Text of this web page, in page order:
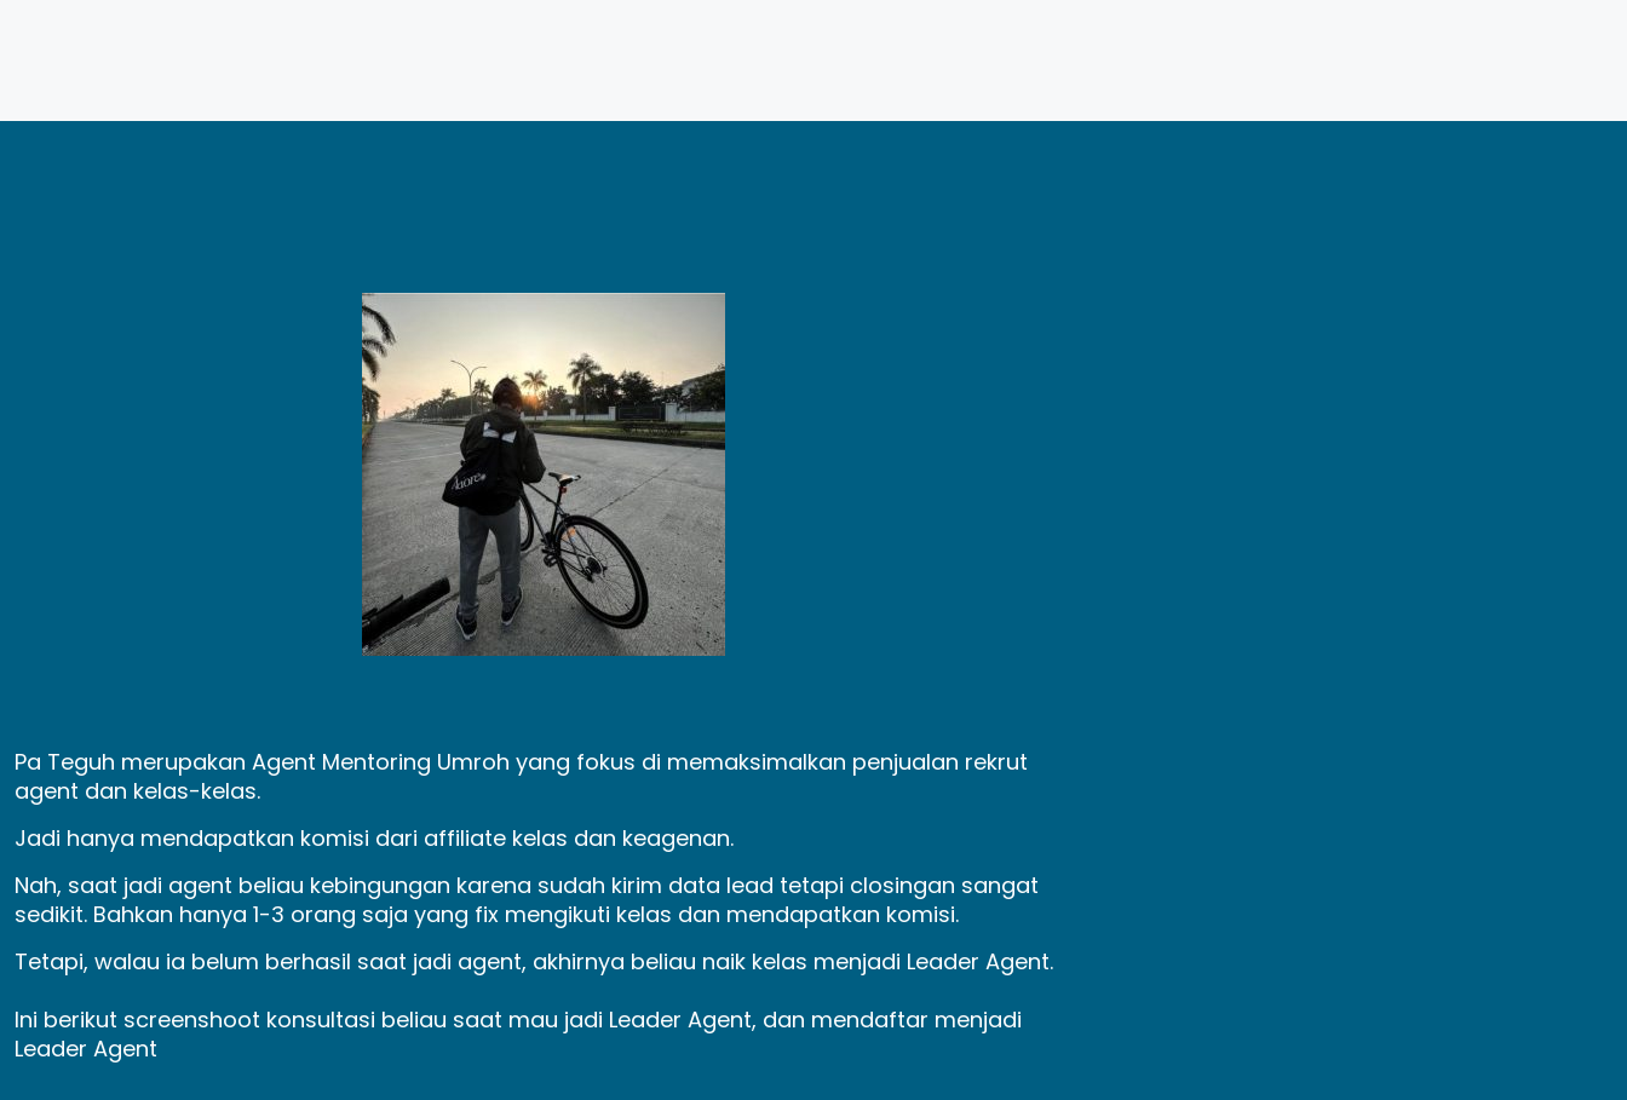
Pa Teguh merupakan Agent Mentoring Umroh yang fokus di memaksimalkan penjualan rekrut
agent dan kelas-kelas.
Jadi hanya mendapatkan komisi dari affiliate kelas dan keagenan.
Nah, saat jadi agent beliau kebingungan karena sudah kirim data lead tetapi closingan sangat
sedikit. Bahkan hanya 1-3 orang saja yang fix mengikuti kelas dan mendapatkan komisi.
Tetapi, walau ia belum berhasil saat jadi agent, akhirnya beliau naik kelas menjadi Leader Agent.
Ini berikut screenshoot konsultasi beliau saat mau jadi Leader Agent, dan mendaftar menjadi
Leader Agent